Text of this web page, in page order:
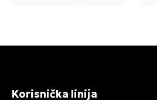
Korisnička linija